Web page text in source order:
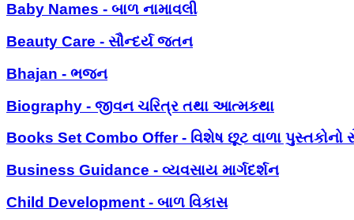
Baby Names - બાળ નામાવલી
Beauty Care - સૌન્દર્ય જતન
Bhajan - ભજન
Biography - જીવન ચરિત્ર તથા આત્મકથા
Books Set Combo Offer - વિશેષ છૂટ વાળા પુસ્તકોનો
Business Guidance - વ્યવસાય માર્ગદર્શન
Child Development - બાળ વિકાસ